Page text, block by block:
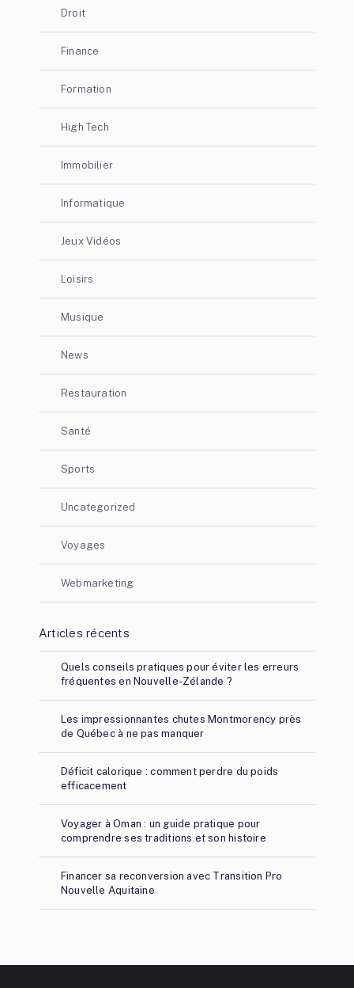
Droit
Finance
Formation
High Tech
Immobilier
Informatique
Jeux Vidéos
Loisirs
Musique
News
Restauration
Santé
Sports
Uncategorized
Voyages
Webmarketing
Articles récents
Quels conseils pratiques pour éviter les erreurs
fréquentes en Nouvelle-Zélande ?
Les impressionnantes chutes Montmorency près
de Québec à ne pas manquer
Déficit calorique : comment perdre du poids
efficacement
Voyager à Oman : un guide pratique pour
comprendre ses traditions et son histoire
Financer sa reconversion avec Transition Pro
Nouvelle Aquitaine